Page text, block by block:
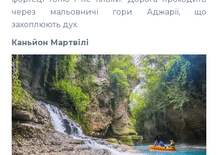
через мальовничі гори Аджарії, що
захоплюють дух.
Каньйон Мартвілі